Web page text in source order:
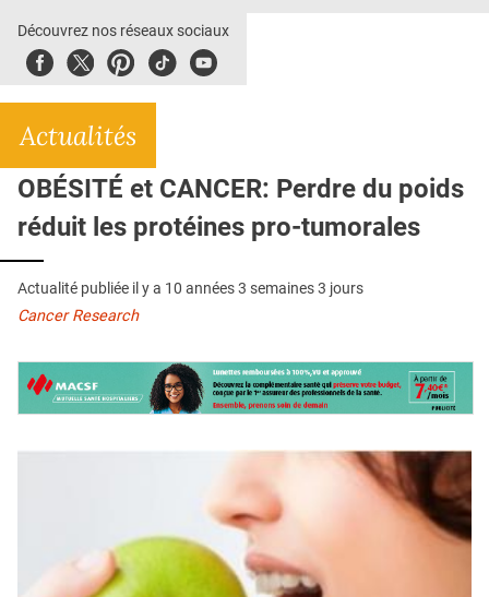
E-REVUE SAD
THÉMA
CONTACT
Découvrez nos réseaux sociaux
FacebookTwitterPinterest
TiktokYoubute
Actualités
OBÉSITÉ et CANCER: Perdre du poids
réduit les protéines pro-tumorales
Actualité publiée il y a 10 années 3 semaines 3 jours
Cancer Research